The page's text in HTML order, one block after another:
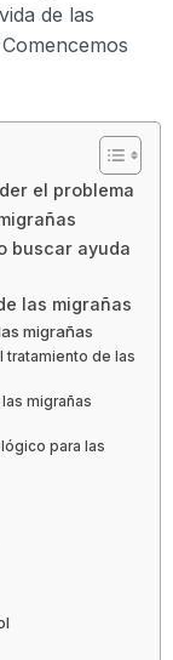
de las
el problema
buscar ayuda
las migrañas
migrañas
tratamiento de las
migrañas
para las